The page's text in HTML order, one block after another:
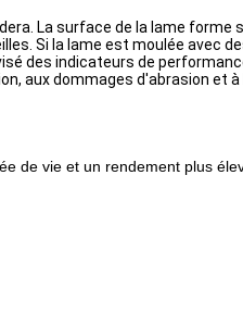
La surface de la lame forme
Si la lame est moulée avec
des indicateurs de
aux dommages d'abrasion et à
de vie et un rendement plus